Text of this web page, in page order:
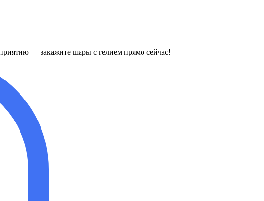
— закажите шары с гелием прямо сейчас!